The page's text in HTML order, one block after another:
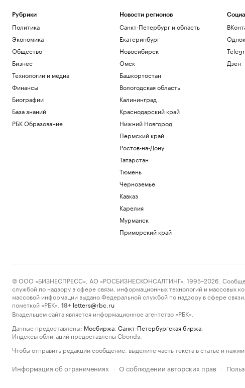
Рубрики
Политика
Экономика
Общество
Бизнес
Технологии и медиа
Финансы
Биографии
База знаний
РБК Образование
Новости регионов
Санкт-Петербург и область
Екатеринбург
Новосибирск
Омск
Башкортостан
Вологодская область
Калининград
Краснодарский край
Нижний Новгород
Пермский край
Ростов-на-Дону
Татарстан
Тюмень
Черноземье
Кавказ
Карелия
Мурманск
Приморский край
Дзен
© ООО «БИЗНЕСПРЕСС», АО «РОСБИЗНЕСКОНСАЛТИНГ», 1995–2026. Сообщения
службой по надзору в сфере связи, информационных технологий и массовых
массовой информации выдано Федеральной службой по надзору в сфере
пометкой «РБК».
18+ letters@rbc.ru
Владельцем сайта является информационное агентство «РБК».
Данные предоставлены: Мосбиржа Санкт-Петербургская биржа
Индексы облигаций предоставлены Cbonds.
Чтобы отправить редакции сообщение, выделите часть текста в статье и
Информация об ограничениях · О соблюдении авторских прав ·